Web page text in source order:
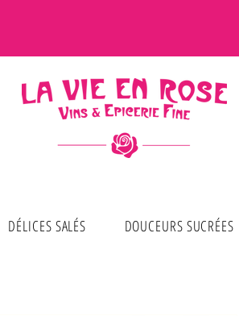
DÉLICES SALÉS DOUCEURS SUCRÉES